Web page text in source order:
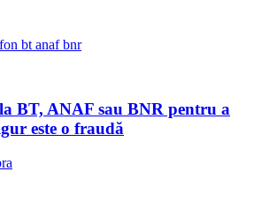
BT, ANAF sau BNR pentru a
este o fraudă